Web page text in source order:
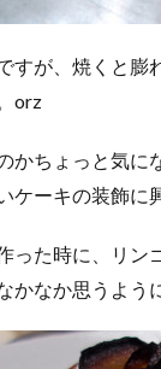
すが、焼くと膨
orz
かちょっと気に
ケーキの装飾に
った時に、リン
かなか思うよう